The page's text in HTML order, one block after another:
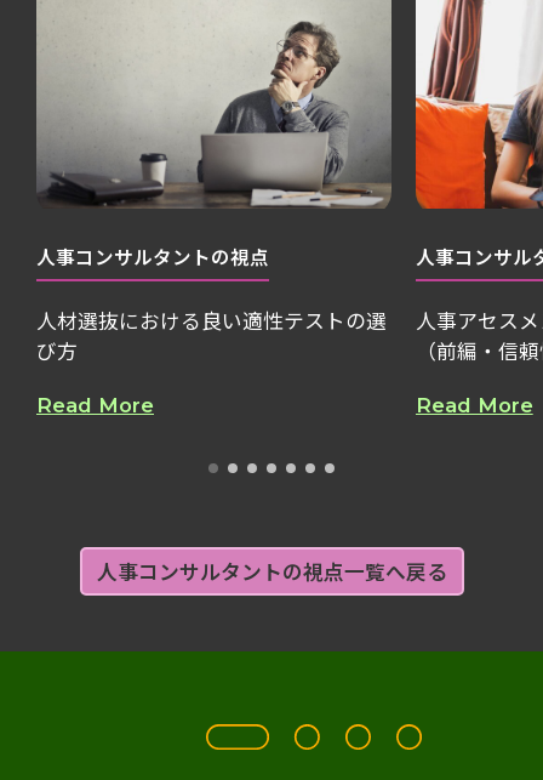
人事コンサルタントの視点
人材選抜における良い適性テストの選
び方
Read More
人事コンサル
人事アセス
（前編・信
Read More
人事コンサルタントの視点一覧へ戻る